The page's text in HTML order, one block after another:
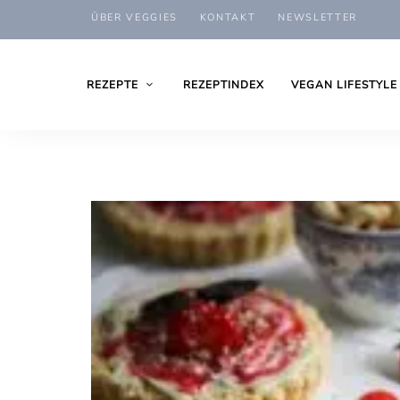
ÜBER VEGGIES KONTAKT NEWSLETTER
REZEPTE REZEPTINDEX VEGAN LIFESTYLE